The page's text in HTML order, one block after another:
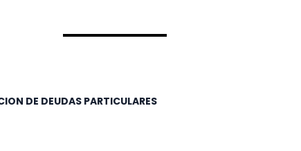
DE DEUDAS PARTICULARES